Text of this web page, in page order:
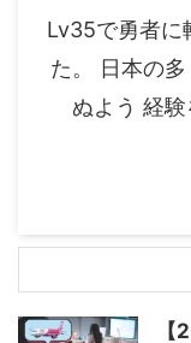
Lv35で勇者に
た。 日本の
ぬよう 経験